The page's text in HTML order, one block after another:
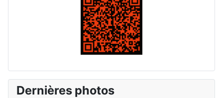
Dernières photos